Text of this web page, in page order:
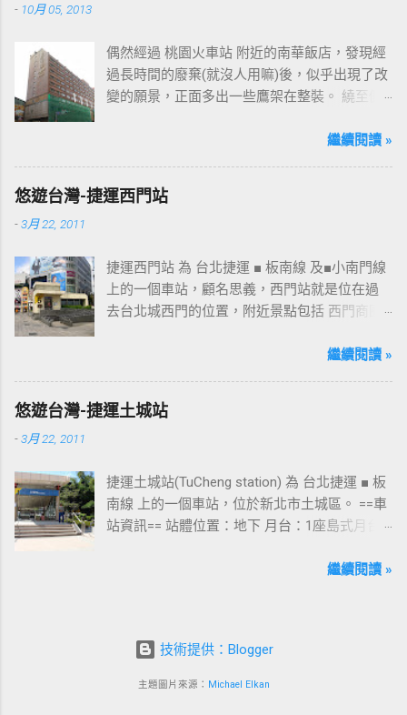
- 10月 05, 2013
偶然經過 桃園火車站 附近的南華飯店，發現經
過長時間的廢棄(就沒人用嘛)後，似乎出現了改
變的願景，正面多出一些鷹架在整裝。 繞至側
桃園的民眾又有一個聚餐旅遊的好去處囉!!但今
趴走將持續為讀者們追蹤其動態消息，請各位
開始期待開幕日的來臨吧！ 南華飯店施工中現
繼續閱讀 »
悠遊台灣-捷運西門站
-3月 22, 2011
捷運西門站 為 台北捷運 ■ 板南線 及■小南門線
上的一個車站，顧名思義，西門站就是位在過
去台北城西門的位置，附近景點包括 西門商圈
圖中的六號出口，因位處 西門商圈 之入口，成
等候的標的物，也是是最容易堵塞的出口。 捷
運西門站六號出口&西門町商圈 板南線上車站 [
站 ] - [ 龍山寺站 ] - [ 西門站 ] - [ 台北車站 ] - [
善導寺站 ] - [ 忠孝新生站 ] - [ 忠孝復興站 ] - [
忠孝敦化站 ] - [ 國父紀念館站 ] - [ 市政府站
繼續閱讀 »
悠遊台灣-捷運土城站
-3月 22, 2011
捷運土城站(TuCheng station) 為 台北捷運 ■ 板
南線 上的一個車站，位於新北市土城區。 ==車
站資訊== 站體位置：地下 月台：1座島式月台
站 ] ---->往 板橋站 、 台北車站 、 南港展覽館
寺站 ] - [ 西門站 ] - [ 台北車站 ] - [ 善導寺站 ] -
[ 忠孝新生站 ] - [ 忠孝復興站 ] - [ 忠孝敦化站
繼續閱讀 »
技術提供：Blogger
主題圖片來源： Michael Elkan